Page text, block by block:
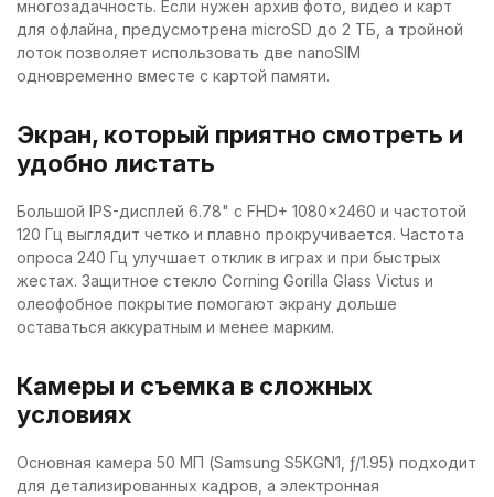
многозадачность. Если нужен архив фото, видео и карт
для офлайна, предусмотрена microSD до 2 ТБ, а тройной
лоток позволяет использовать две nanoSIM
одновременно вместе с картой памяти.
Экран, который приятно смотреть и
удобно листать
Большой IPS-дисплей 6.78" с FHD+ 1080×2460 и частотой
120 Гц выглядит четко и плавно прокручивается. Частота
опроса 240 Гц улучшает отклик в играх и при быстрых
жестах. Защитное стекло Corning Gorilla Glass Victus и
олеофобное покрытие помогают экрану дольше
оставаться аккуратным и менее марким.
Камеры и съемка в сложных
условиях
Основная камера 50 МП (Samsung S5KGN1, ƒ/1.95) подходит
для детализированных кадров, а электронная